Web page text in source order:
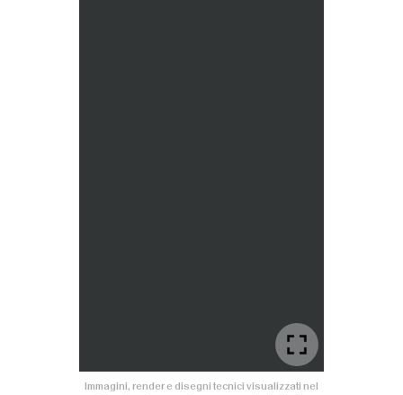
Immagini, render e disegni tecnici visualizzati nel